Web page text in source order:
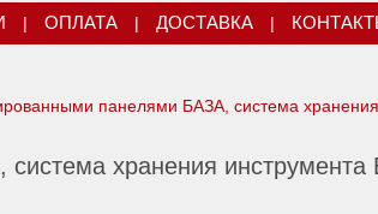
| ОПЛАТА | ДОСТАВКА |
панелями БАЗА, система
хранения инструмента